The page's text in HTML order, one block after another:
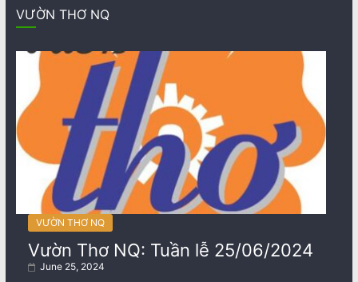
VƯỜN THƠ NQ
VƯỜN THƠ NQ
Vườn Thơ NQ: Tuần lễ 25/06/2024
June 25, 2024